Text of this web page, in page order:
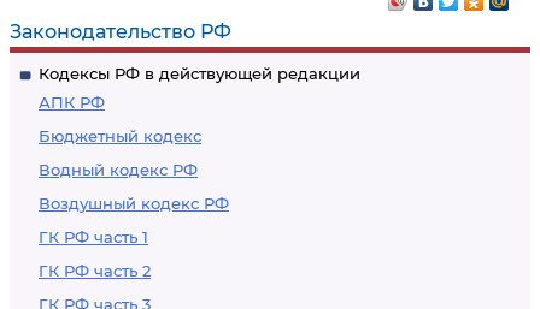
Законодательство РФ
Кодексы РФ в действующей редакции
АПК РФ
Бюджетный кодекс
Водный кодекс РФ
Воздушный кодекс РФ
ГК РФ часть 1
ГК РФ часть 2
ГК РФ часть 3